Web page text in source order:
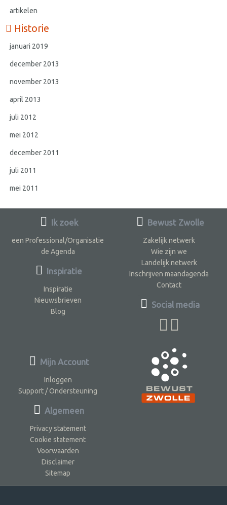
artikelen
Historie
januari 2019
december 2013
november 2013
april 2013
juli 2012
mei 2012
december 2011
juli 2011
mei 2011
Ik zoek
een Professional/Organisatie
de Agenda
Inspiratie
Inspiratie
Nieuwsbrieven
Blog
Bewust Zwolle
Zakelijk netwerk
Wie zijn we
Landelijk netwerk
Inschrijven maandagenda
Contact
Social media
Mijn Account
Inloggen
Support / Ondersteuning
Algemeen
Privacy statement
Cookie statement
Voorwaarden
Disclaimer
Sitemap